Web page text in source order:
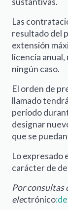
Las
resultado del
extensión
licencia
ningún caso.
El orden de
llamado
período
designar
que se
Lo expresado
carácter de
Por consultas
electrónico